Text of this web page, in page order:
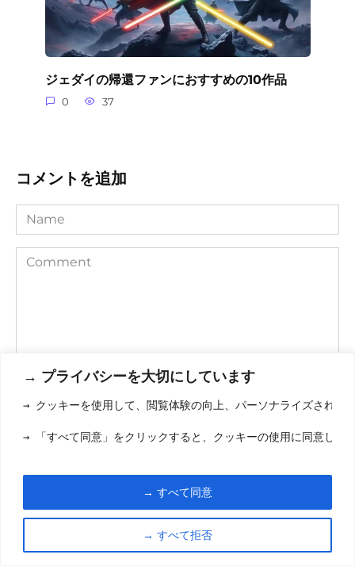
→ プライバシーを大切にしています
→ クッキーを使用して、閲覧体験の向上、パーソナライズされた
→ 「すべて同意」をクリックすると、クッキーの使用に同意した
→ すべて拒否
→ すべて同意
ジェダイの帰還ファンにおすすめの10作品
0 37
コメントを追加
Name
Comment
Save my name, email, and website in this browser for the
next time I comment.